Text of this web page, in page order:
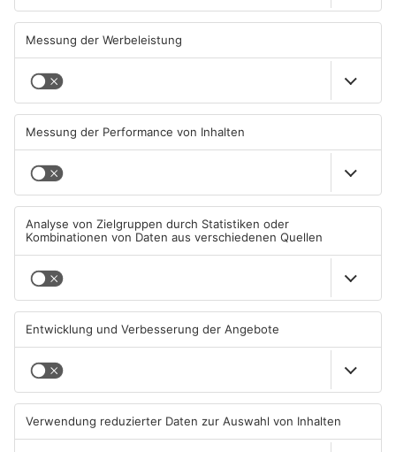
TOPNEWS
Gleisarbeiten sollen
ausgelöst haben
31.07.2026, 06:25 UHR IN MAIN-
Wo ist Selena Fröhlich aus
29.07.2026, 16:32 UHR IN MAIN-